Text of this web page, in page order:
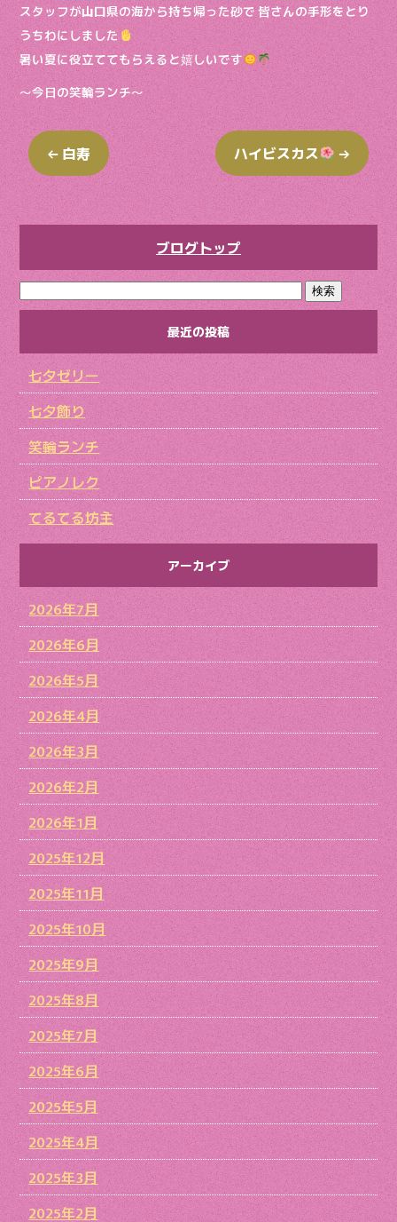
スタッフが山口県の海から持ち帰った砂で 皆さんの手形をとり
うちわにしました
暑い夏に役立ててもらえると嬉しいです
〜今日の笑輪ランチ〜
← 白寿 ハイビスカス →
ブログトップ
最近の投稿
七夕ゼリー
七夕飾り
笑輪ランチ
ピアノレク
てるてる坊主
アーカイブ
2026年7月
2026年6月
2026年5月
2026年4月
2026年3月
2026年2月
2026年1月
2025年12月
2025年11月
2025年10月
2025年9月
2025年8月
2025年7月
2025年6月
2025年5月
2025年4月
2025年3月
2025年2月